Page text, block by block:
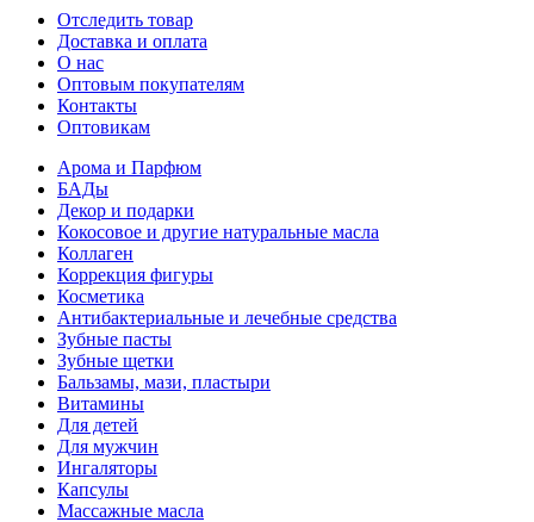
Отследить товар
Доставка и оплата
О нас
Оптовым покупателям
Контакты
Оптовикам
Арома и Парфюм
БАДы
Декор и подарки
Кокосовое и другие натуральные масла
Коллаген
Коррекция фигуры
Косметика
Антибактериальные и лечебные средства
Зубные пасты
Зубные щетки
Бальзамы, мази, пластыри
Витамины
Для детей
Для мужчин
Ингаляторы
Капсулы
Массажные масла